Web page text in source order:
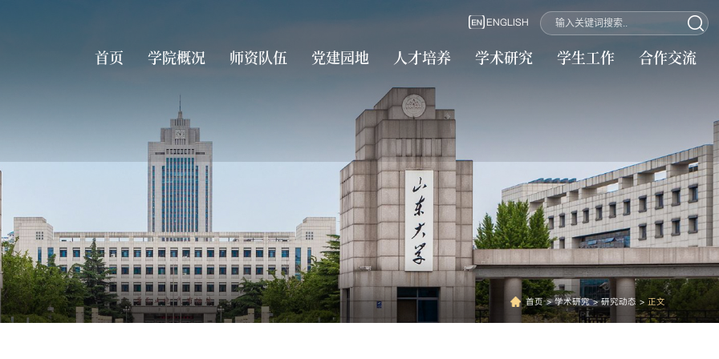
ENGLISH
首页 学院概况 师资队伍 党建园地 人才培养 学术研究 学生工作 合作交流
首页>学术研究>研究动态 > 正文